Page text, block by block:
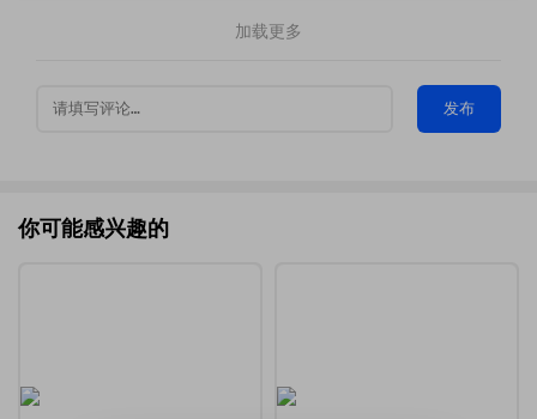
加载更多
发布
你可能感兴趣的